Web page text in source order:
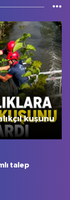
kuşunu
talep